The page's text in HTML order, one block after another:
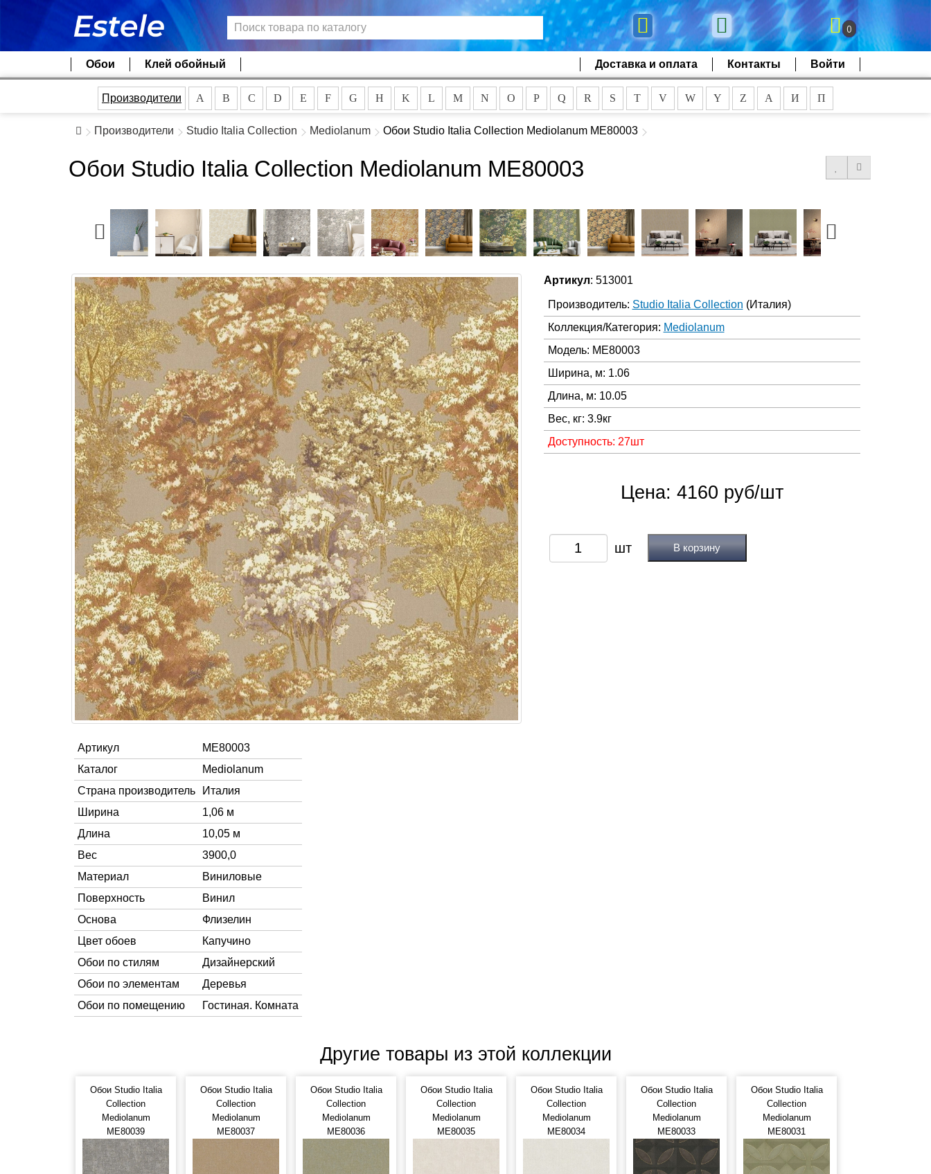
0
Обои Клей обойный Доставка и оплата Контакты Войти
Производители A B C D E F G H K L M N O P Q R S T V W Y Z А И П
Производители Studio Italia Collection Mediolanum Обои Studio Italia Collection Mediolanum ME80003
Обои Studio Italia Collection Mediolanum ME80003
Артикул: 513001
Производитель: Studio Italia Collection (Италия)
Коллекция/Категория: Mediolanum
Модель: ME80003
Ширина, м: 1.06
Длина, м: 10.05
Вес, кг: 3.9кг
Доступность: 27шт
Цена: 4160 руб/шт
В корзину
Артикул
ME80003
Каталог
Mediolanum
Страна производитель
Италия
Ширина
1,06 м
Длина
10,05 м
Вес
3900,0
Материал
Виниловые
Поверхность
Винил
Основа
Флизелин
Цвет обоев
Капучино
Обои по стилям
Дизайнерский
Обои по элементам
Деревья
Обои по помещению
Гостиная. Комната
Другие товары из этой коллекции
Обои Studio Italia
Collection
Mediolanum
ME80039
Обои Studio Italia
Collection
Mediolanum
ME80037
Обои Studio Italia
Collection
Mediolanum
ME80036
Обои Studio Italia
Collection
Mediolanum
ME80035
Обои Studio Italia
Collection
Mediolanum
ME80034
Обои Studio Italia
Collection
Mediolanum
ME80033
Обои Studio Italia
Collection
Mediolanum
ME80031